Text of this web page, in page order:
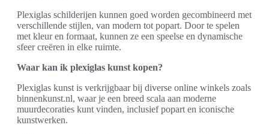
Plexiglas schilderijen kunnen goed worden gecombineerd met
verschillende stijlen, van modern tot popart. Door te spelen
met kleur en formaat, kunnen ze een speelse en dynamische
sfeer creëren in elke ruimte.
Waar kan ik plexiglas kunst kopen?
Plexiglas kunst is verkrijgbaar bij diverse online winkels zoals
binnenkunst.nl, waar je een breed scala aan moderne
muurdecoraties kunt vinden, inclusief popart en iconische
kunstwerken.